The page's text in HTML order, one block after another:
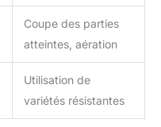
Coupe des parties
atteintes, aération
Utilisation de
variétés résistantes